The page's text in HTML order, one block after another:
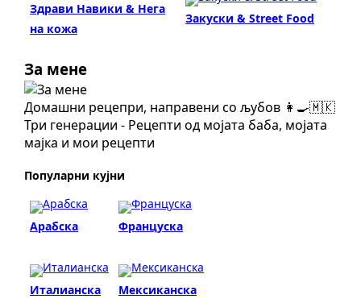
Здрави Навики & Нега
на кожа
Закуски & Street Food
За мене
Домашни рецепри, направени со љубов 👩‍🍳🇲🇰
Три генерации - Рецепти од мојата баба, мојата
мајка и мои рецепти
Популарни кујни
Арабска Француска
Италианска Мексиканска